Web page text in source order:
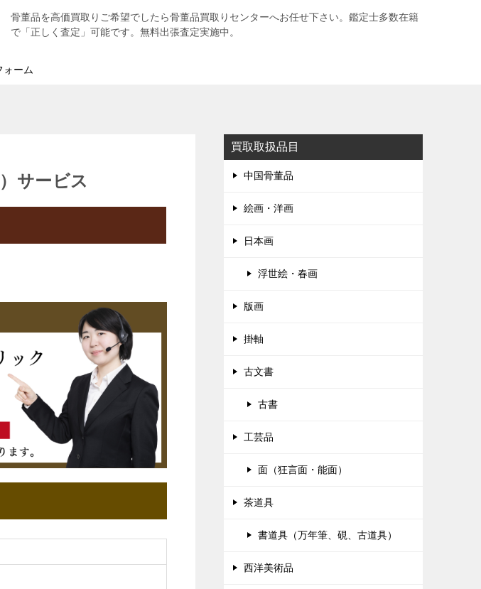
骨董品を高価買取りご希望でしたら骨董品買取りセンターへお任せ下さい。鑑定士多数在籍
で「正しく査定」可能です。無料出張査定実施中。
ォーム
サービス
買取取扱品目
中国骨董品
絵画・洋画
日本画
浮世絵・春画
版画
掛軸
古文書
古書
工芸品
面（狂言面・能面）
茶道具
書道具（万年筆、硯、古道具）
西洋美術品